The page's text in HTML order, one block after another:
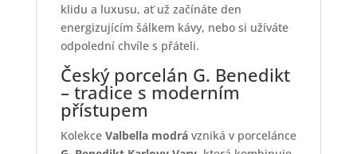
klidu a luxusu, ať už začínáte den
energizujícím šálkem kávy, nebo si užíváte
odpolední chvíle s přáteli.
Český porcelán G. Benedikt
– tradice s moderním
přístupem
Kolekce Valbella modrávzniká v porcelánce